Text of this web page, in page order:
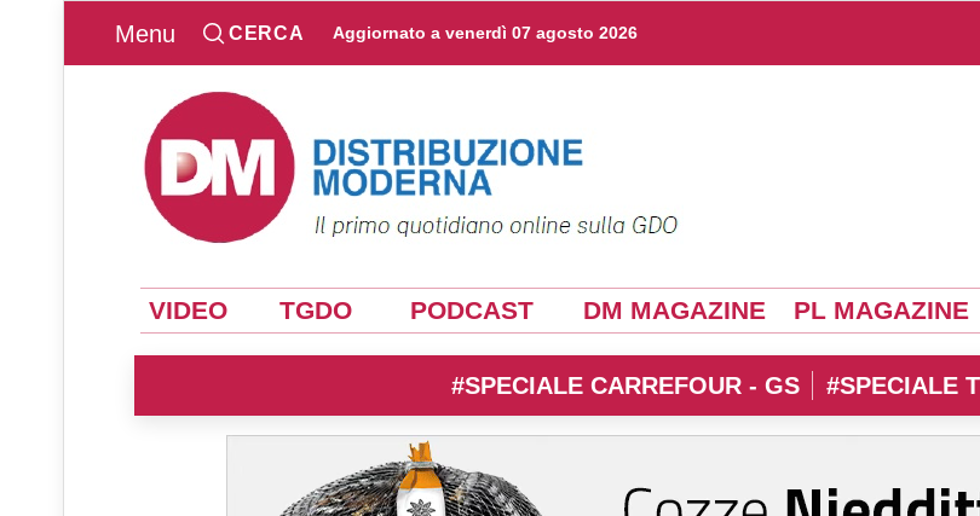
Menu CERCA Aggiornato a venerdì 07 agosto 2026
VIDEO TGDO PODCAST DM MAGAZINE PL MAGAZINE
#SPECIALE CARREFOUR - GS #SPECIALE